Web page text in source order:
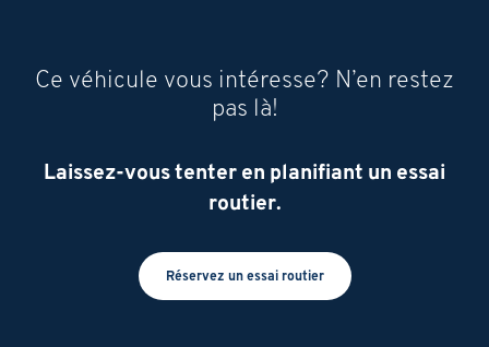
Ce véhicule vous intéresse? N’en restez
pas là!
Laissez-vous tenter en planifiant un essai
routier.
Réservez un essai routier